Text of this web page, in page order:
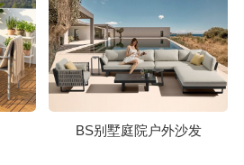
BS别墅庭院户外沙发